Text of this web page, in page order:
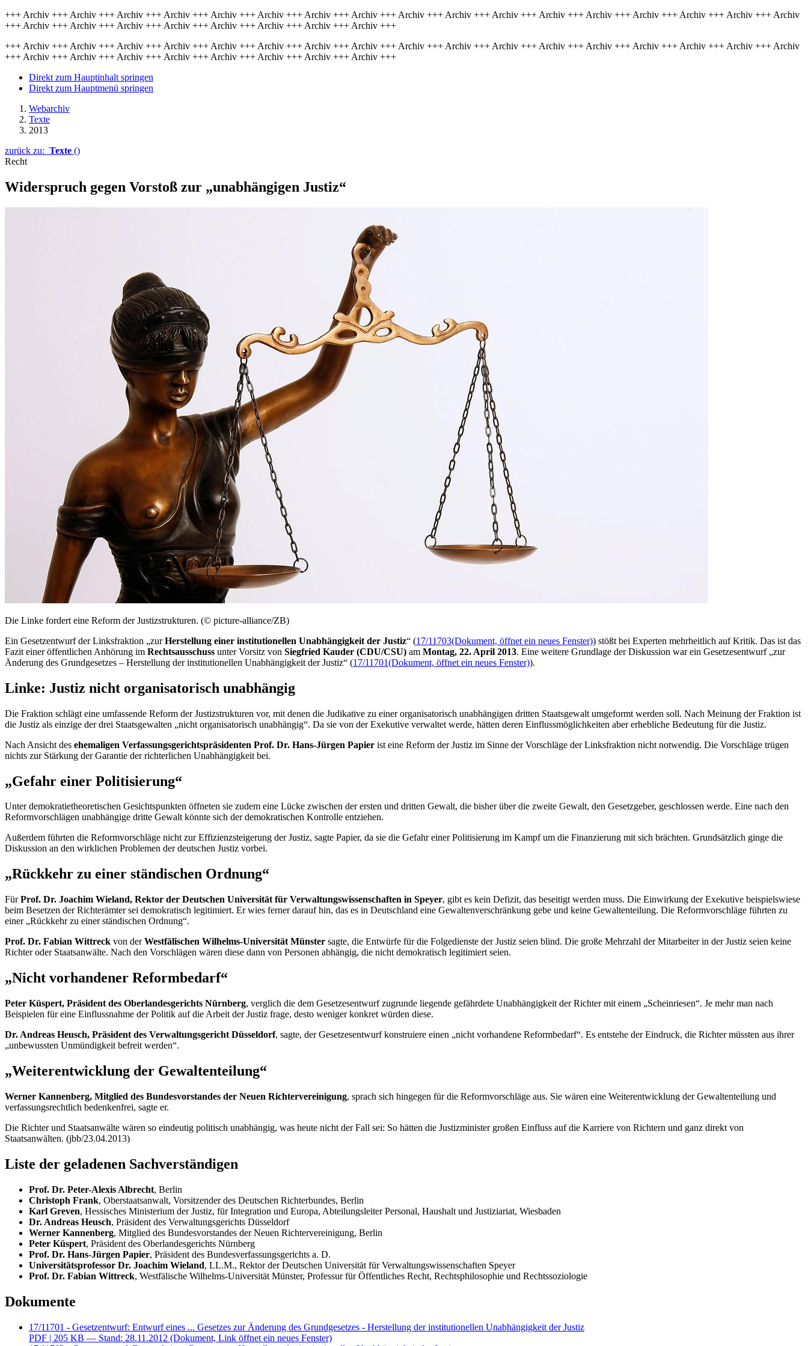
+++ Archiv +++ Archiv +++ Archiv +++ Archiv +++ Archiv +++ Archiv +++ Archiv +++ Archiv +++ Archiv +++ Archiv +++ Archiv +++ Archiv +++ Archiv +++ Archiv +++ Archiv +++ Archiv +++ Archiv
+++ Archiv +++ Archiv +++ Archiv +++ Archiv +++ Archiv +++ Archiv +++ Archiv +++ Archiv +++
+++ Archiv +++ Archiv +++ Archiv +++ Archiv +++ Archiv +++ Archiv +++ Archiv +++ Archiv +++ Archiv +++ Archiv +++ Archiv +++ Archiv +++ Archiv +++ Archiv +++ Archiv +++ Archiv +++ Archiv
+++ Archiv +++ Archiv +++ Archiv +++ Archiv +++ Archiv +++ Archiv +++ Archiv +++ Archiv +++
Direkt zum Hauptinhalt springen
Direkt zum Hauptmenü springen
Webarchiv
Texte
2013
zurück zu: Texte ()
Recht
Widerspruch gegen Vorstoß zur „unabhängigen Justiz“
Die Linke fordert eine Reform der Justizstrukturen. (© picture-alliance/ZB)
Ein Gesetzentwurf der Linksfraktion „zurHerstellung einer institutionellen Unabhängigkeit der Justiz“ (17/11703(Dokument, öffnet ein neues Fenster)) stößt bei Experten mehrheitlich auf Kritik. Das ist das
Fazit einer öffentlichen Anhörung im Rechtsausschuss unter Vorsitz von Siegfried Kauder (CDU/CSU) am Montag, 22. April 2013. Eine weitere Grundlage der Diskussion war ein Gesetzesentwurf „zur
Änderung des Grundgesetzes – Herstellung der institutionellen Unabhängigkeit der Justiz“ (17/11701(Dokument, öffnet ein neues Fenster)).
Linke: Justiz nicht organisatorisch unabhängig
Die Fraktion schlägt eine umfassende Reform der Justizstrukturen vor, mit denen die Judikative zu einer organisatorisch unabhängigen dritten Staatsgewalt umgeformt werden soll. Nach Meinung der Fraktion ist
die Justiz als einzige der drei Staatsgewalten „nicht organisatorisch unabhängig“. Da sie von der Exekutive verwaltet werde, hätten deren Einflussmöglichkeiten aber erhebliche Bedeutung für die Justiz.
Nach Ansicht des ehemaligen Verfassungsgerichtspräsidenten Prof. Dr. Hans-Jürgen Papier ist eine Reform der Justiz im Sinne der Vorschläge der Linksfraktion nicht notwendig. Die Vorschläge trügen
nichts zur Stärkung der Garantie der richterlichen Unabhängigkeit bei.
„Gefahr einer Politisierung“
Unter demokratietheoretischen Gesichtspunkten öffneten sie zudem eine Lücke zwischen der ersten und dritten Gewalt, die bisher über die zweite Gewalt, den Gesetzgeber, geschlossen werde. Eine nach den
Reformvorschlägen unabhängige dritte Gewalt könnte sich der demokratischen Kontrolle entziehen.
Außerdem führten die Reformvorschläge nicht zur Effizienzsteigerung der Justiz, sagte Papier, da sie die Gefahr einer Politisierung im Kampf um die Finanzierung mit sich brächten. Grundsätzlich ginge die
Diskussion an den wirklichen Problemen der deutschen Justiz vorbei.
„Rückkehr zu einer ständischen Ordnung“
FürProf. Dr. Joachim Wieland, Rektor der Deutschen Universität für Verwaltungswissenschaften in Speyer, gibt es kein Defizit, das beseitigt werden muss. Die Einwirkung der Exekutive beispielswiese
beim Besetzen der Richterämter sei demokratisch legitimiert. Er wies ferner darauf hin, das es in Deutschland eine Gewaltenverschränkung gebe und keine Gewaltenteilung. Die Reformvorschläge führten zu
einer „Rückkehr zu einer ständischen Ordnung“.
Prof. Dr. Fabian Wittreck von derWestfälischen Wilhelms-Universität Münster sagte, die Entwürfe für die Folgedienste der Justiz seien blind. Die große Mehrzahl der Mitarbeiter in der Justiz seien keine
Richter oder Staatsanwälte. Nach den Vorschlägen wären diese dann von Personen abhängig, die nicht demokratisch legitimiert seien.
„Nicht vorhandener Reformbedarf“
Peter Küspert, Präsident des Oberlandesgerichts Nürnberg, verglich die dem Gesetzesentwurf zugrunde liegende gefährdete Unabhängigkeit der Richter mit einem „Scheinriesen“. Je mehr man nach
Beispielen für eine Einflussnahme der Politik auf die Arbeit der Justiz frage, desto weniger konkret würden diese.
Dr. Andreas Heusch, Präsident des Verwaltungsgericht Düsseldorf, sagte, der Gesetzesentwurf konstruiere einen „nicht vorhandene Reformbedarf“. Es entstehe der Eindruck, die Richter müssten aus ihrer
„unbewussten Unmündigkeit befreit werden“.
„Weiterentwicklung der Gewaltenteilung“
Werner Kannenberg, Mitglied des Bundesvorstandes der Neuen Richtervereinigung, sprach sich hingegen für die Reformvorschläge aus. Sie wären eine Weiterentwicklung der Gewaltenteilung und
verfassungsrechtlich bedenkenfrei, sagte er.
Die Richter und Staatsanwälte wären so eindeutig politisch unabhängig, was heute nicht der Fall sei: So hätten die Justizminister großen Einfluss auf die Karriere von Richtern und ganz direkt von
Staatsanwälten. (jbb/23.04.2013)
Liste der geladenen Sachverständigen
Prof. Dr. Peter-Alexis Albrecht, Berlin
Christoph Frank, Oberstaatsanwalt, Vorsitzender des Deutschen Richterbundes, Berlin
Karl Greven, Hessisches Ministerium der Justiz, für Integration und Europa, Abteilungsleiter Personal, Haushalt und Justiziariat, Wiesbaden
Dr. Andreas Heusch, Präsident des Verwaltungsgerichts Düsseldorf
Werner Kannenberg, Mitglied des Bundesvorstandes der Neuen Richtervereinigung, Berlin
Peter Küspert, Präsident des Oberlandesgerichts Nürnberg
Prof. Dr. Hans-Jürgen Papier, Präsident des Bundesverfassungsgerichts a. D.
Universitätsprofessor Dr. Joachim Wieland, LL.M., Rektor der Deutschen Universität für Verwaltungswissenschaften Speyer
Prof. Dr. Fabian Wittreck, Westfälische Wilhelms-Universität Münster, Professur für Öffentliches Recht, Rechtsphilosophie und Rechtssoziologie
Dokumente
17/11701 - Gesetzentwurf: Entwurf eines ... Gesetzes zur Änderung des Grundgesetzes - Herstellung der institutionellen Unabhängigkeit der Justiz
PDF | 205 KB — Stand: 28.11.2012 (Dokument, Link öffnet ein neues Fenster)